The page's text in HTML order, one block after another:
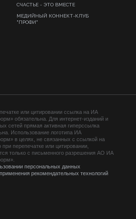
СЧАСТЬЕ - ЭТО ВМЕСТЕ
МЕДИЙНЫЙ КОННЕКТ-КЛУБ
"ПРОФИ"
или цитировании ссылка на ИА
обязательна. Для интернет-изданий и
сетей прямая активная гиперссылка
Использование логотипа ИА
в целях, не связанных с ссылкой на
при перепечатке или цитировании,
только с письменного разрешения АО ИА
персональных данных
рекомендательных технологий